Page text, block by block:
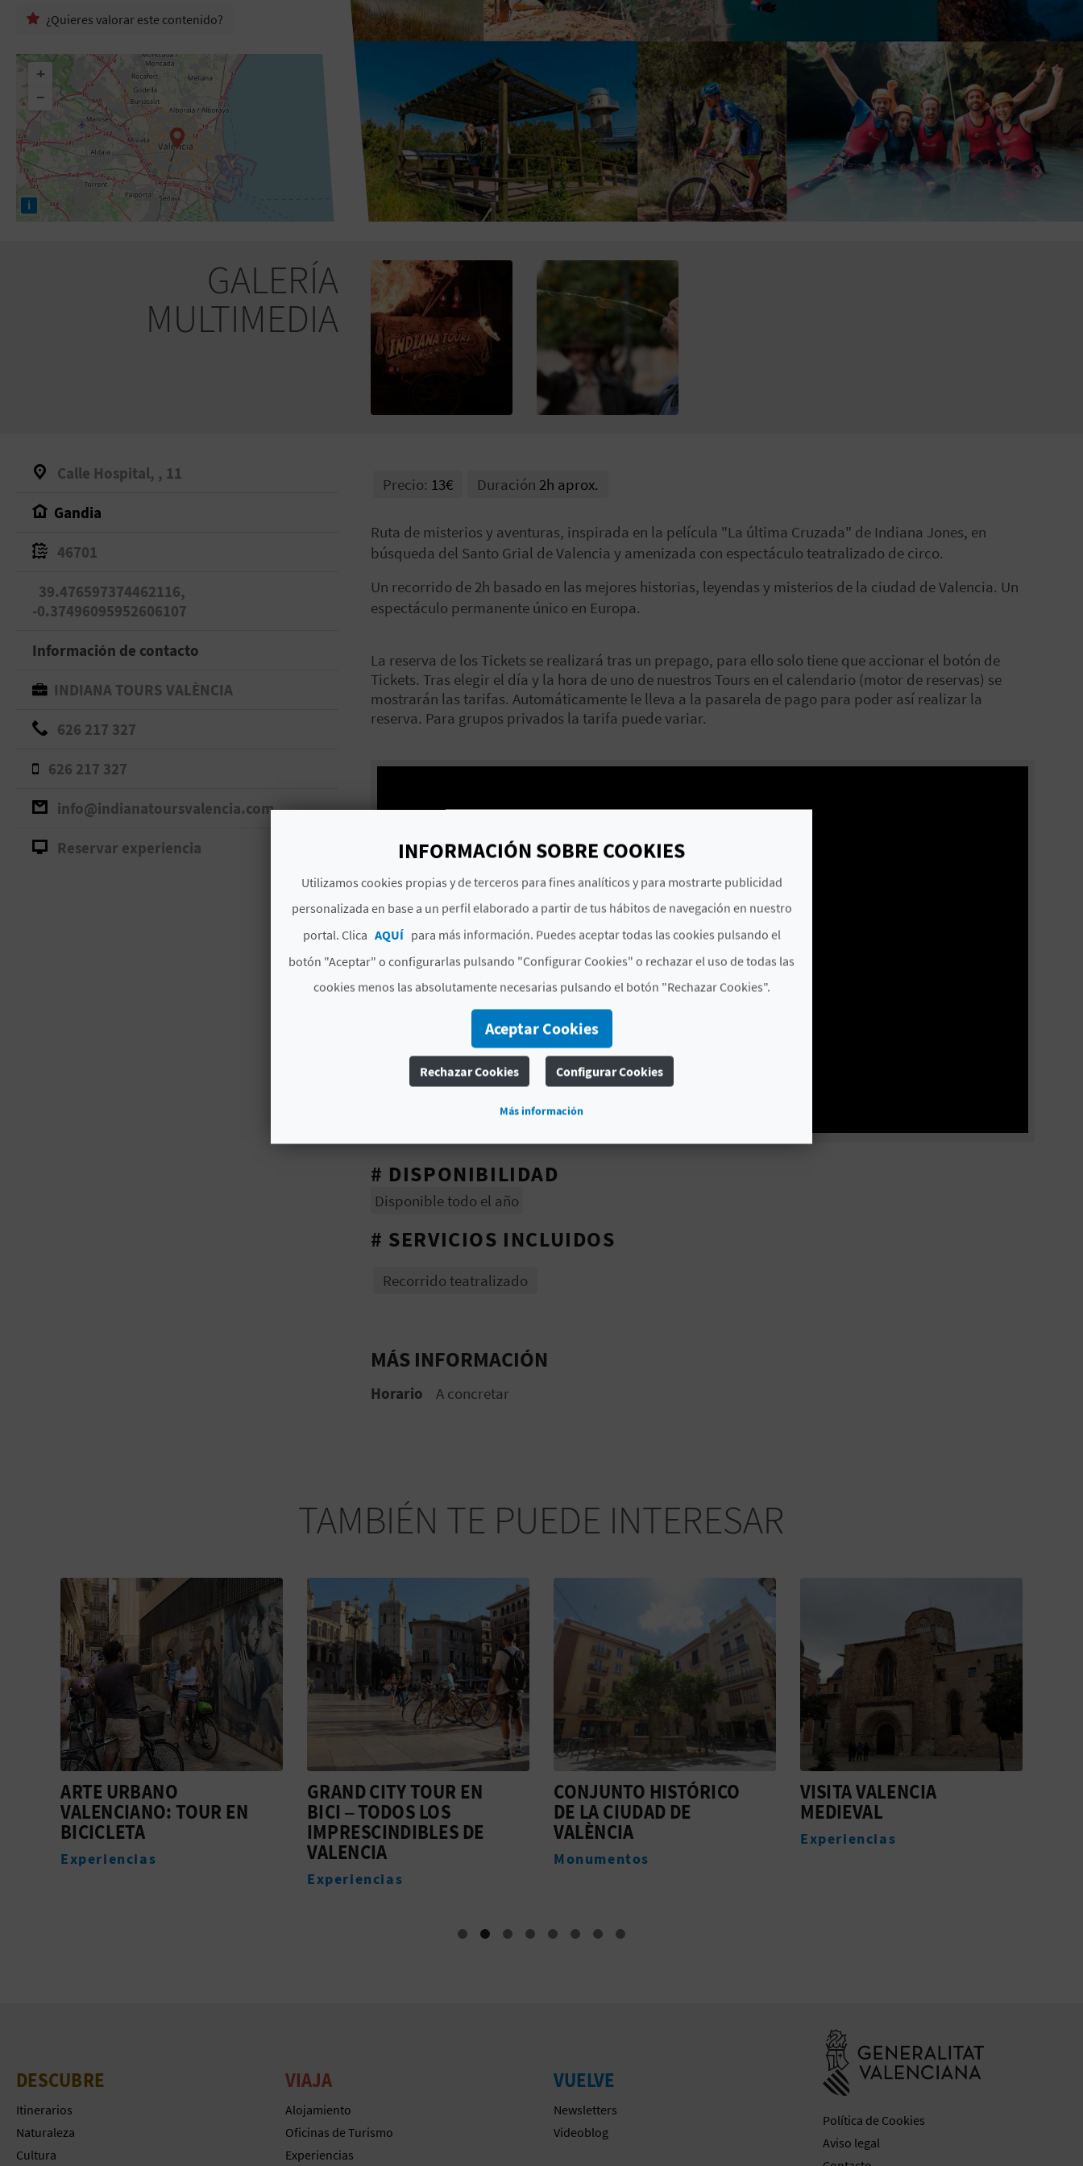
¿Quieres valorar este contenido?
+
−
i
GALERÍA
MULTIMEDIA
Calle Hospital, , 11
Gandia
46701
39.476597374462116,
-0.37496095952606107
Información de contacto
INDIANA TOURS VALÈNCIA
626 217 327
626 217 327
info@indianatoursvalencia.com
Reservar experiencia
Precio: 13€ Duración 2h aprox.
Ruta de misterios y aventuras, inspirada en la película "La última Cruzada" de Indiana Jones, en
búsqueda del Santo Grial de Valencia y amenizada con espectáculo teatralizado de circo.
Un recorrido de 2h basado en las mejores historias, leyendas y misterios de la ciudad de Valencia. Un
espectáculo permanente único en Europa.
La reserva de los Tickets se realizará tras un prepago, para ello solo tiene que accionar el botón de
Tickets. Tras elegir el día y la hora de uno de nuestros Tours en el calendario (motor de reservas) se
mostrarán las tarifas. Automáticamente le lleva a la pasarela de pago para poder así realizar la
reserva. Para grupos privados la tarifa puede variar.
# DISPONIBILIDAD
Disponible todo el año
# SERVICIOS INCLUIDOS
Recorrido teatralizado
MÁS INFORMACIÓN
Horario A concretar
TAMBIÉN TE PUEDE INTERESAR
ARTE URBANO
VALENCIANO: TOUR EN
BICICLETA
Experiencias
GRAND CITY TOUR EN
BICI – TODOS LOS
IMPRESCINDIBLES DE
VALENCIA
Experiencias
CONJUNTO HISTÓRICO
DE LA CIUDAD DE
VALÈNCIA
Monumentos
VISITA VALENCIA
MEDIEVAL
Experiencias
DESCUBRE
Itinerarios
Naturaleza
Cultura
VIAJA
Alojamiento
Oficinas de Turismo
Experiencias
VUELVE
Newsletters
Videoblog
Política de Cookies
Aviso legal
INFORMACIÓN SOBRE COOKIES
Utilizamos cookies propias y de terceros para fines analíticos y para mostrarte publicidad
personalizada en base a un perfil elaborado a partir de tus hábitos de navegación en nuestro
portal. Clica AQUÍ para más información. Puedes aceptar todas las cookies pulsando el
botón "Aceptar" o configurarlas pulsando "Configurar Cookies" o rechazar el uso de todas las
cookies menos las absolutamente necesarias pulsando el botón "Rechazar Cookies".
Aceptar Cookies
Rechazar Cookies Configurar Cookies
Más información